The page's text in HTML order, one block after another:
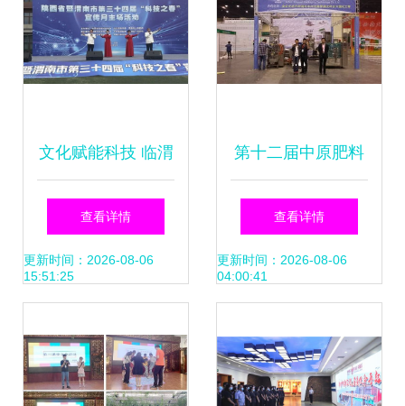
文化魅力
文化赋能科技 临渭
区文化馆以文艺展
演点亮‘科技之春’启
查看详情
更新时间：2026-08-06
15:51:25
第十二届中原肥料
农资 产品交易暨信
息交流会
查看详情
更新时间：2026-08-06
04:00:41